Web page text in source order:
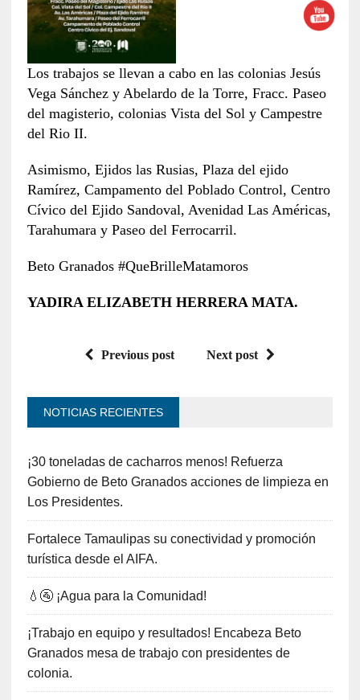
Los trabajos se llevan a cabo en las colonias Jesús
Vega Sánchez y Abelardo de la Torre, Fracc. Paseo
del magisterio, colonias Vista del Sol y Campestre
del Rio II.
Asimismo, Ejidos las Rusias, Plaza del ejido
Ramírez, Campamento del Poblado Control, Centro
Cívico del Ejido Sandoval, Avenidad Las Américas,
Tarahumara y Paseo del Ferrocarril.
Beto Granados #QueBrilleMatamoros
YADIRA ELIZABETH HERRERA MATA.
Previous post Next post
NOTICIAS RECIENTES
¡30 toneladas de cacharros menos! Refuerza
Gobierno de Beto Granados acciones de limpieza en
Los Presidentes.
Fortalece Tamaulipas su conectividad y promoción
turística desde el AIFA.
💧🚰 ¡Agua para la Comunidad!
¡Trabajo en equipo y resultados! Encabeza Beto
Granados mesa de trabajo con presidentes de
colonia.